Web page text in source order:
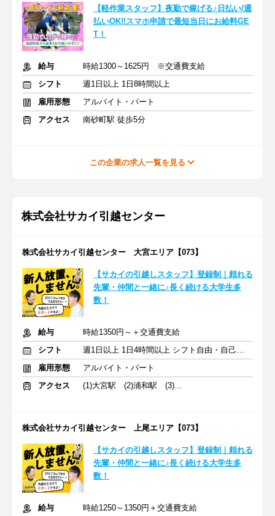
【軽作業スタッフ】夜勤で稼げる♪日払い/週
払いOK!!スマホ申請で最短当日にお給料GE
T！
給与
時給1300～1625円 ※交通費支給
シフト
週1日以上 1日8時間以上
雇用形態
アルバイト・パート
アクセス
南砂町駅 徒歩5分
この企業の求人一覧を見る
株式会社サカイ引越センター
株式会社サカイ引越センター 大宮エリア【073】
【サカイの引越しスタッフ】登録制｜頼れる
先輩・仲間と一緒に♪長く続ける大学生多
数！
給与
時給1350円～＋交通費支給
シフト
週1日以上 1日4時間以上 シフト自由・自己申告
雇用形態
アルバイト・パート
アクセス
(1)大宮駅 (2)浦和駅 (3)さいたま新都心駅
株式会社サカイ引越センター 上尾エリア【073】
【サカイの引越しスタッフ】登録制｜頼れる
先輩・仲間と一緒に♪長く続ける大学生多
数！
給与
時給1250～1350円＋交通費支給